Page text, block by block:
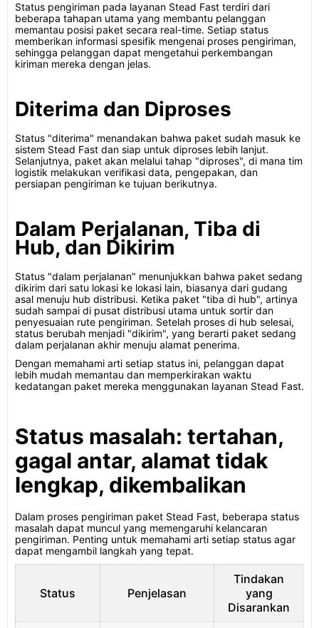
Status pengiriman pada layanan Stead Fast terdiri dari
beberapa tahapan utama yang membantu pelanggan
memantau posisi paket secara real-time. Setiap status
memberikan informasi spesifik mengenai proses pengiriman,
sehingga pelanggan dapat mengetahui perkembangan
kiriman mereka dengan jelas.
Diterima dan Diproses
Status "diterima" menandakan bahwa paket sudah masuk ke
sistem Stead Fast dan siap untuk diproses lebih lanjut.
Selanjutnya, paket akan melalui tahap "diproses", di mana tim
logistik melakukan verifikasi data, pengepakan, dan
persiapan pengiriman ke tujuan berikutnya.
Dalam Perjalanan, Tiba di
Hub, dan Dikirim
Status "dalam perjalanan" menunjukkan bahwa paket sedang
dikirim dari satu lokasi ke lokasi lain, biasanya dari gudang
asal menuju hub distribusi. Ketika paket "tiba di hub", artinya
sudah sampai di pusat distribusi utama untuk sortir dan
penyesuaian rute pengiriman. Setelah proses di hub selesai,
status berubah menjadi "dikirim", yang berarti paket sedang
dalam perjalanan akhir menuju alamat penerima.
Dengan memahami arti setiap status ini, pelanggan dapat
lebih mudah memantau dan memperkirakan waktu
kedatangan paket mereka menggunakan layanan Stead Fast.
Status masalah: tertahan,
gagal antar, alamat tidak
lengkap, dikembalikan
Dalam proses pengiriman paket Stead Fast, beberapa status
masalah dapat muncul yang memengaruhi kelancaran
pengiriman. Penting untuk memahami arti setiap status agar
dapat mengambil langkah yang tepat.
Status Penjelasan
Tindakan
yang
Disarankan